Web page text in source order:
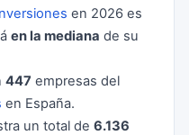
en 2026 es
en la mediana de su
447 empresas del
en España.
un total de 6.136